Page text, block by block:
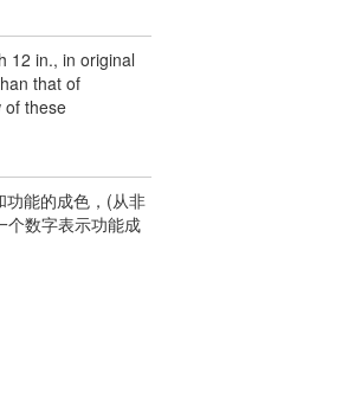
12 in., in original
that of
of these
功能的成色，(从非
个数字表示功能成